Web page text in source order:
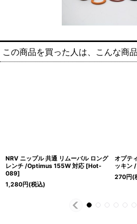
この商品を買った人は、こんな商
NRV ニップル 共通 リムーバル ロング
レンチ /Optimus 155W 対応 [Hot-
089]
1,280円(税込)
オプテ
ッキン
270円(